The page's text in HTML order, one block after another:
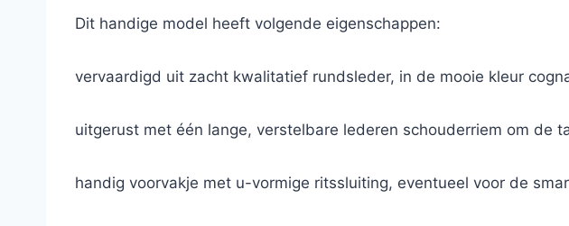
Dit handige model heeft volgende eigenschappen:
vervaardigd uit zacht kwalitatief rundsleder, in de mooie kleur
uitgerust met één lange, verstelbare lederen schouderriem om de
handig voorvakje met u-vormige ritssluiting, eventueel voor de